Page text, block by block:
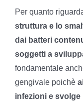
Per quanto
struttura e lo
dai batteri
soggetti a
fondamentale
gengivale poichè
infezioni e svolge